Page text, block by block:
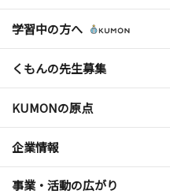
学習中の方へ
くもんの先生募集
KUMONの原点
企業情報
事業・活動の広がり